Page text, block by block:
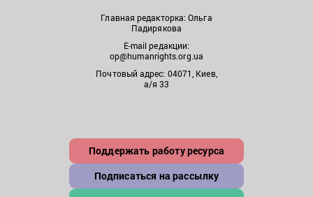
Главная редакторка: Ольга
Падирякова
E-mail редакции:
op@humanrights.org.ua
Почтовый адрес: 04071, Киев,
а/я 33
Поддержать работу ресурса
Подписаться на рассылку